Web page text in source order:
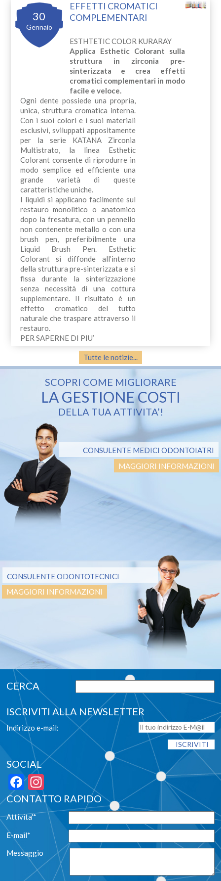
30
Gennaio
EFFETTI CROMATICI
COMPLEMENTARI
ESTHTETIC COLOR KURARAY
Applica Esthetic Colorant sulla
struttura in zirconia pre-
sinterizzata e crea effetti
cromatici complementari in modo
facile e veloce.
Ogni dente possiede una propria,
unica, struttura cromatica interna.
Con i suoi colori e i suoi materiali
esclusivi, sviluppati appositamente
per la serie KATANA Zirconia
Multistrato, la linea Esthetic
Colorant consente di riprodurre in
modo semplice ed efficiente una
grande varietà di queste
caratteristiche uniche.
I liquidi si applicano facilmente sul
restauro monolitico o anatomico
dopo la fresatura, con un pennello
non contenente metallo o con una
brush pen, preferibilmente una
Liquid Brush Pen. Esthetic
Colorant si diffonde all’interno
della struttura pre-sinterizzata e si
fissa durante la sinterizzazione
senza necessità di una cottura
supplementare. Il risultato è un
effetto cromatico del tutto
naturale che traspare attraverso il
restauro.
PER SAPERNE DI PIU’
Tutte le notizie...
SCOPRI COME MIGLIORARE
LA GESTIONE COSTI
DELLA TUA ATTIVITA’!
CONSULENTE MEDICI ODONTOIATRI
MAGGIORI INFORMAZIONI
CONSULENTE ODONTOTECNICI
MAGGIORI INFORMAZIONI
ISCRIVITI ALLA NEWSLETTER
Indirizzo e-mail:
SOCIAL
Facebook
Instagram
CONTATTO RAPIDO
Attivita'*
E-mail*
Messaggio